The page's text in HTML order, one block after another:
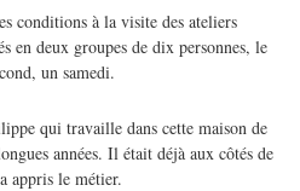
conditions à la visite des ateliers
en deux groupes de dix personnes, le
un samedi.
qui travaille dans cette maison de
années. Il était déjà aux côtés de
appris le métier.